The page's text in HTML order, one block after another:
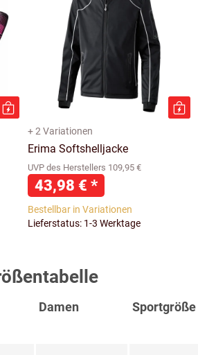
+ 2 Variationen
Erima Softshelljacke
UVP des Herstellers 109,95 €
43,98 € *
Bestellbar in Variationen
Lieferstatus: 1-3 Werktage
Damen Sportgröße